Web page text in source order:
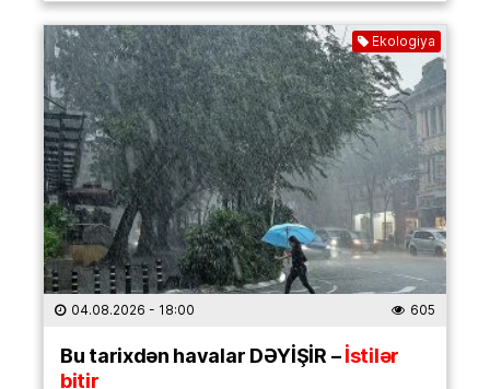
Ekologiya
04.08.2026 - 18:00 605
Bu tarixdən havalar DƏYİŞİR –İstilər
bitir